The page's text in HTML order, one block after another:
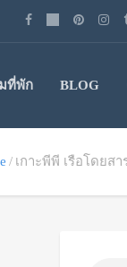
ที่พัก BLOG
เกาะพีพี เรือโดยส